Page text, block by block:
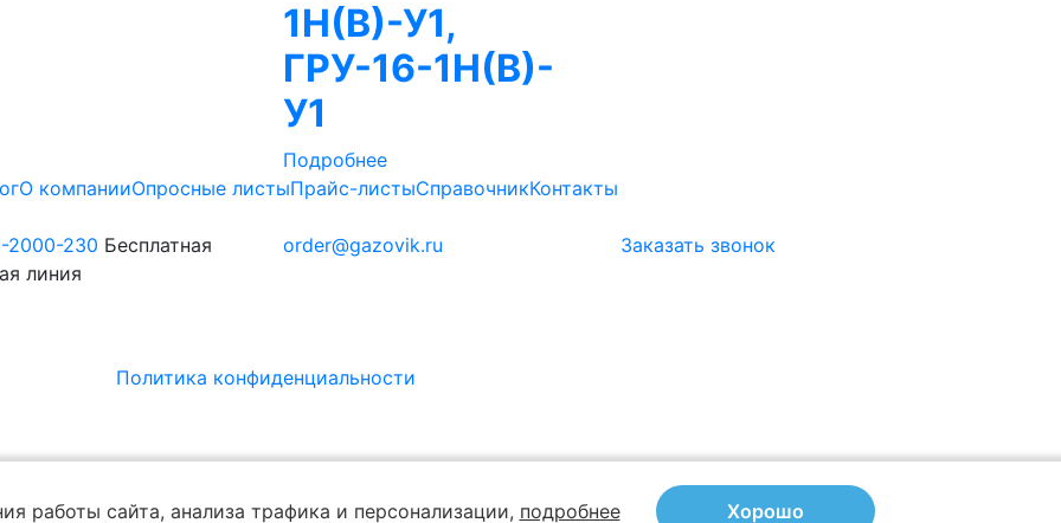
1Н(В)-У1,
ГРУ-16-1Н(В)-
У1
Подробнее
О компанииОпросные листыПрайс-листыСправочникКонтакты
2000-230 Бесплатная
линия
order@gazovik.ru Заказать звонок
Политика конфиденциальности
работы сайта, анализа трафика и персонализации, подробнее Хорошо